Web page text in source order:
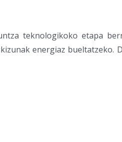
teknologikoko etapa
energiaz bueltatzeko.